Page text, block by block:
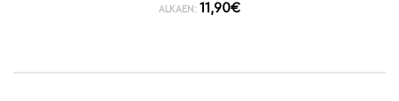
ALKAEN: 11,90€